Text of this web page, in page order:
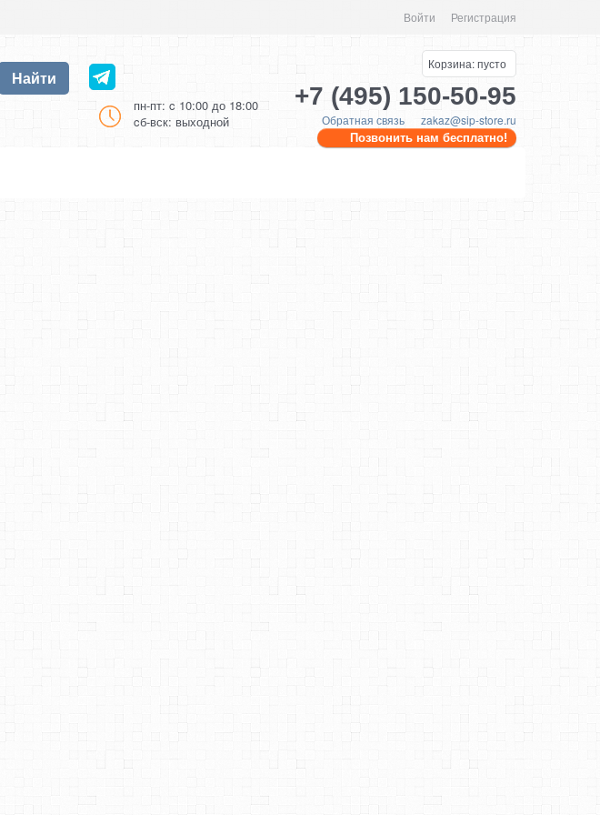
Войти Регистрация
Найти
пн-пт: c 10:00 до 18:00
cб-вск: выходной
Корзина:пусто
+7 (495) 150-50-95
Обратная связь zakaz@sip-store.ru
Позвонить нам бесплатно!